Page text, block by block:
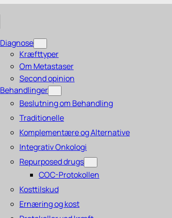
Diagnose
Kræfttyper
Om Metastaser
Second opinion
Behandlinger
Beslutning om Behandling
Traditionelle
Komplementære og Alternative
Integrativ Onkologi
Repurposed drugs
COC-Protokollen
Kosttilskud
Ernæring og kost